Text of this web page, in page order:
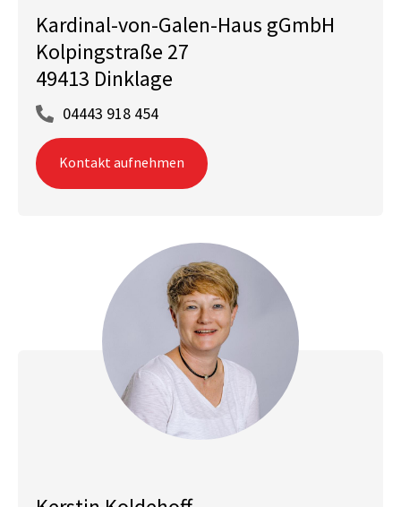
Kardinal-von-Galen-Haus gGmbH
Kolpingstraße 27
49413 Dinklage
04443 918 454
Kontakt aufnehmen